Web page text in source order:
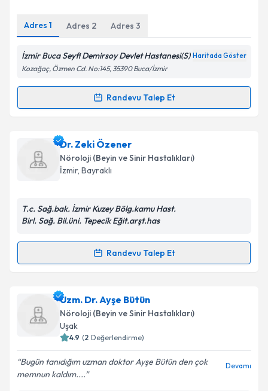
Kişisel verilerimin işlenmesine ilişkin
kapsamda işlenmesini kabul ediyorum.
Adres 1 Adres 2 Adres 3
İzmir Buca Seyfi Demirsoy Devlet Hastanesi(S) Haritada Göster
Kozağaç, Özmen Cd. No:145, 35390 Buca/İzmir
Randevu Talep Et
Randevu Takvimi Talebi
Ass. Dr. Levent Öcekiçin randevu takvimi talebi
oluşturun. Size bu uzmandan randevu almanız için bir
takvim hazırlandığında e-posta ile bilgilendireceğiz.
Kişisel verilerimin işlenmesine ilişkin
Metni'ni okudum ve kişisel verilerimin belirtilen
Takvim Talebini Gönder
Dr. Zeki Özener
Nöroloji (Beyin ve Sinir Hastalıkları)
İzmir, Bayraklı
T.c. Sağ.bak. İzmir Kuzey Bölg.kamu Hast.
Birl. Sağ. Bil.üni. Tepecik Eğit.arşt.has
Randevu Talep Et
Randevu Takvimi Talebi
Dr. Zeki Özeneriçin randevu takvimi talebi oluşturun.
Size bu uzmandan randevu almanız için bir takvim
hazırlandığında e-posta ile bilgilendireceğiz.
Uzm. Dr. Ayşe Bütün
Nöroloji (Beyin ve Sinir Hastalıkları)
Uşak
4.9 (2 Değerlendirme)
Bugün tanıdığım uzman doktor Ayşe Bütün den çok
memnun kaldım....
Devamı